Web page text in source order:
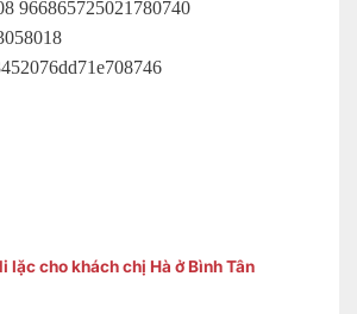
lặc cho khách chị Hà ở Bình Tân